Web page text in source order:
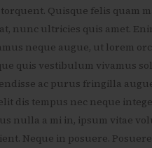
Quisque felis quam
nunc ultricies quis amet.
neque augue, ut lorem
quis vestibulum vivamus
ac purus fringilla
dis tempus nec neque
nulla a mi in, ipsum vitae
Neque in posuere.